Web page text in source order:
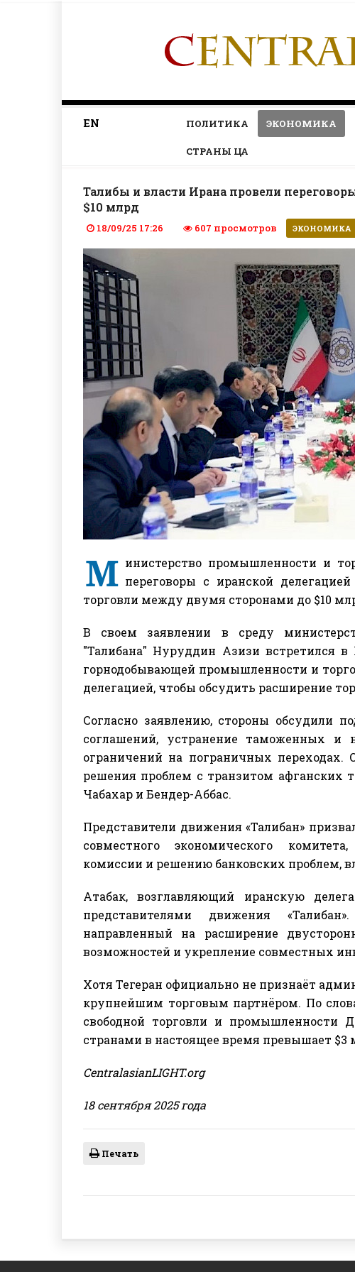
EN ПОЛИТИКА ЭКОНОМИКА
СТРАНЫ ЦА
Талибы и власти Ирана провели
$10 млрд
18/09/25 17:26 607 просмотров ЭКОНОМИКА
М инистерство промышленности и
переговоры с иранской
торговли между двумя сторонами до $10
В своем заявлении в среду
"Талибана" Нуруддин Азизи встретился
горнодобывающей промышленности и
делегацией, чтобы обсудить расширение
Согласно заявлению, стороны обсудили
соглашений, устранение таможенных и
ограничений на пограничных переходах.
решения проблем с транзитом афганских
Чабахар и Бендер-Аббас.
Представители движения «Талибан»
совместного экономического
комиссии и решению банковских проблем,
Атабак, возглавляющий иранскую
представителями движения
направленный на расширение
возможностей и укрепление совместных
Хотя Тегеран официально не признаёт
крупнейшим торговым партнёром. По
свободной торговли и промышленности
странами в настоящее время превышает $3
CentralasianLIGHT.org
18 сентября 2025 года
Печать